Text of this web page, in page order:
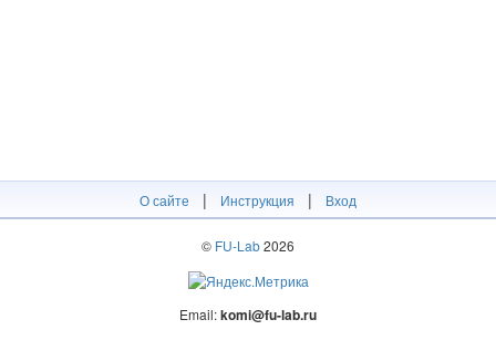
О сайте | Инструкция | Вход
© FU-Lab2026
Email:komi@fu-lab.ru